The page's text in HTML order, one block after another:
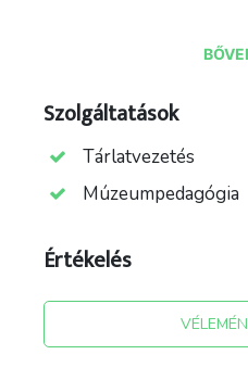
Szolgáltatások
Tárlatvezetés
Múzeumpedagógia
Értékelés